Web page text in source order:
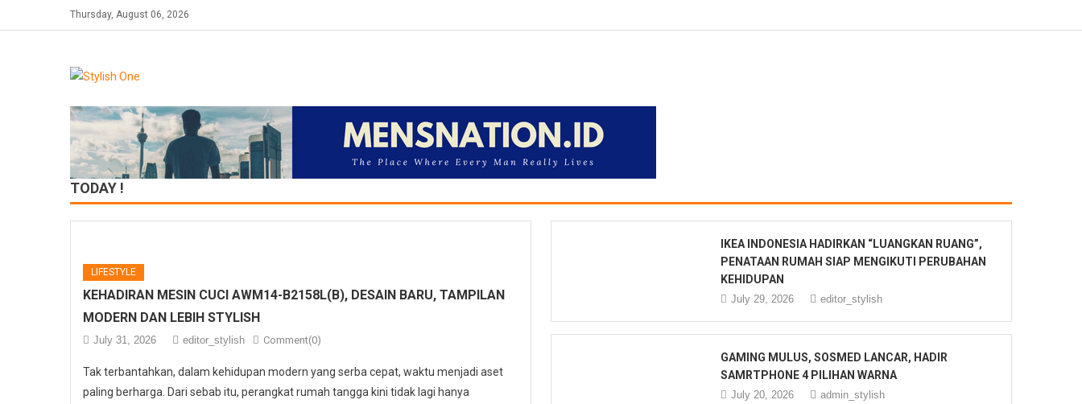
to
Thursday, August 06, 2026
TODAY !
LIFESTYLE
KEHADIRAN MESIN CUCI AWM14-B2158L(B), DESAIN BARU, TAMPILAN
MODERN DAN LEBIH STYLISH
July 31, 2026 editor_stylish Comment(0)
Tak terbantahkan, dalam kehidupan modern yang serba cepat, waktu menjadi aset
paling berharga. Dari sebab itu, perangkat rumah tangga kini tidak lagi hanya
IKEA INDONESIA HADIRKAN “LUANGKAN RUANG”,
PENATAAN RUMAH SIAP MENGIKUTI PERUBAHAN
KEHIDUPAN
July 29, 2026 editor_stylish
GAMING MULUS, SOSMED LANCAR, HADIR
SAMRTPHONE 4 PILIHAN WARNA
July 20, 2026 admin_stylish